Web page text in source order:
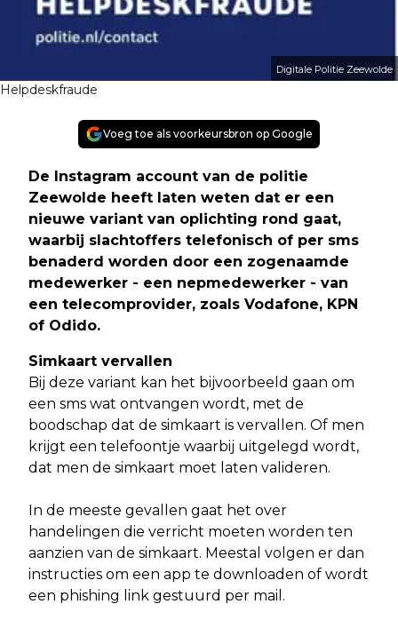
Digitale Politie Zeewolde
Helpdeskfraude
Voeg toe als voorkeursbron op Google
De Instagram account van de politie
Zeewolde heeft laten weten dat er een
nieuwe variant van oplichting rond gaat,
waarbij slachtoffers telefonisch of per sms
benaderd worden door een zogenaamde
medewerker - een nepmedewerker - van
een telecomprovider, zoals Vodafone, KPN
of Odido.
Simkaart vervallen
Bij deze variant kan het bijvoorbeeld gaan om
een sms wat ontvangen wordt, met de
boodschap dat de simkaart is vervallen. Of men
krijgt een telefoontje waarbij uitgelegd wordt,
dat men de simkaart moet laten valideren.
In de meeste gevallen gaat het over
handelingen die verricht moeten worden ten
aanzien van de simkaart. Meestal volgen er dan
instructies om een app te downloaden of wordt
een phishing link gestuurd per mail.